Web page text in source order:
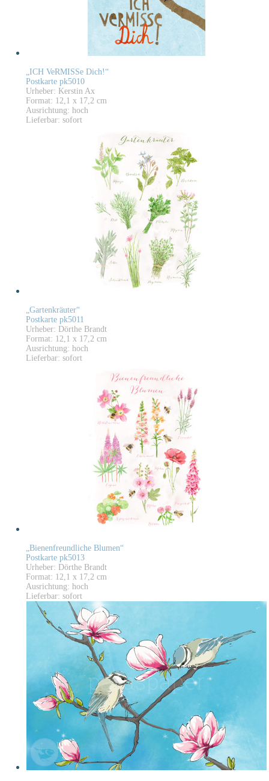
„ICH VeRMISSe Dich!“
Postkarte pk5010
Urheber: Kerstin Ax
Format: 12,1 x 17,2 cm
Ausrichtung: hoch
Lieferbar: sofort
„Gartenkräuter“
Postkarte pk5011
Urheber: Dörthe Brandt
Format: 12,1 x 17,2 cm
Ausrichtung: hoch
Lieferbar: sofort
„Bienenfreundliche Blumen“
Postkarte pk5013
Urheber: Dörthe Brandt
Format: 12,1 x 17,2 cm
Ausrichtung: hoch
Lieferbar: sofort